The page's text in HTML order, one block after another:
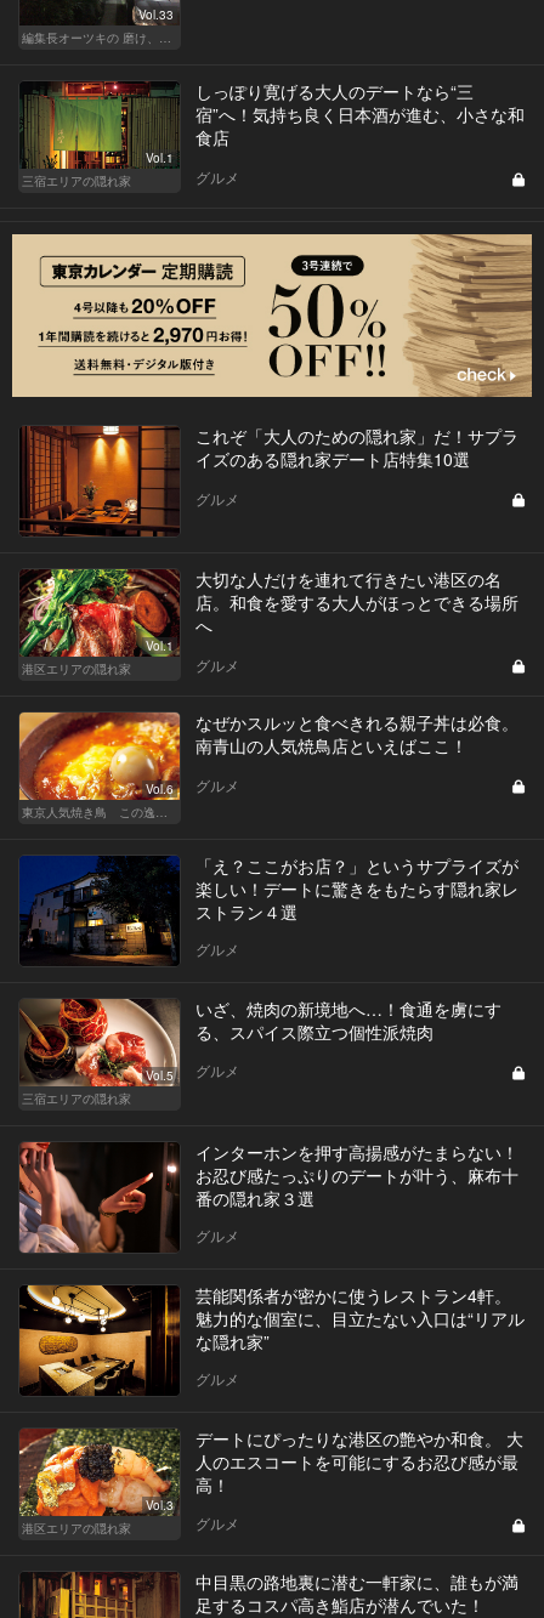
Vol.33
編集長オーツキの 磨け、バカ舌！ 学べ、オトナの遊び
Vol.1
三宿エリアの隠れ家
しっぽり寛げる大人のデートなら“三
宿”へ！気持ち良く日本酒が進む、小さな和
食店
グルメ
これぞ「大人のための隠れ家」だ！サプラ
イズのある隠れ家デート店特集10選
グルメ
Vol.1
港区エリアの隠れ家
大切な人だけを連れて行きたい港区の名
店。和食を愛する大人がほっとできる場所
へ
グルメ
Vol.6
東京人気焼き鳥 この逸品を食べに行きたい
なぜかスルッと食べきれる親子丼は必食。
南青山の人気焼鳥店といえばここ！
グルメ
「え？ここがお店？」というサプライズが
楽しい！デートに驚きをもたらす隠れ家レ
ストラン４選
グルメ
Vol.5
三宿エリアの隠れ家
いざ、焼肉の新境地へ…！食通を虜にす
る、スパイス際立つ個性派焼肉
グルメ
インターホンを押す高揚感がたまらない！
お忍び感たっぷりのデートが叶う、麻布十
番の隠れ家３選
グルメ
芸能関係者が密かに使うレストラン4軒。
魅力的な個室に、目立たない入口は“リアル
な隠れ家”
グルメ
Vol.3
港区エリアの隠れ家
デートにぴったりな港区の艶やか和食。 大
人のエスコートを可能にするお忍び感が最
高！
グルメ
中目黒の路地裏に潜む一軒家に、誰もが満
足するコスパ高き鮨店が潜んでいた！